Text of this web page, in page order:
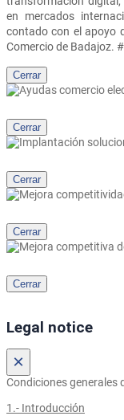
en mercados
contado con el apoyo
Comercio de Badajoz.
Cerrar
Cerrar
Cerrar
Cerrar
Cerrar
Legal notice
×
Condiciones
1.- Introducción